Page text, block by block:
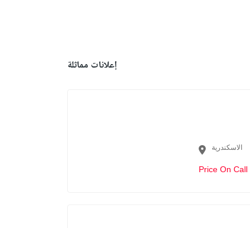
إعلانات مماثلة
الاسكندرية
Price On Call